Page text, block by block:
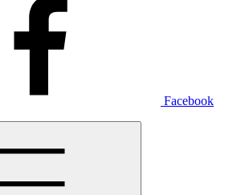
Facebook